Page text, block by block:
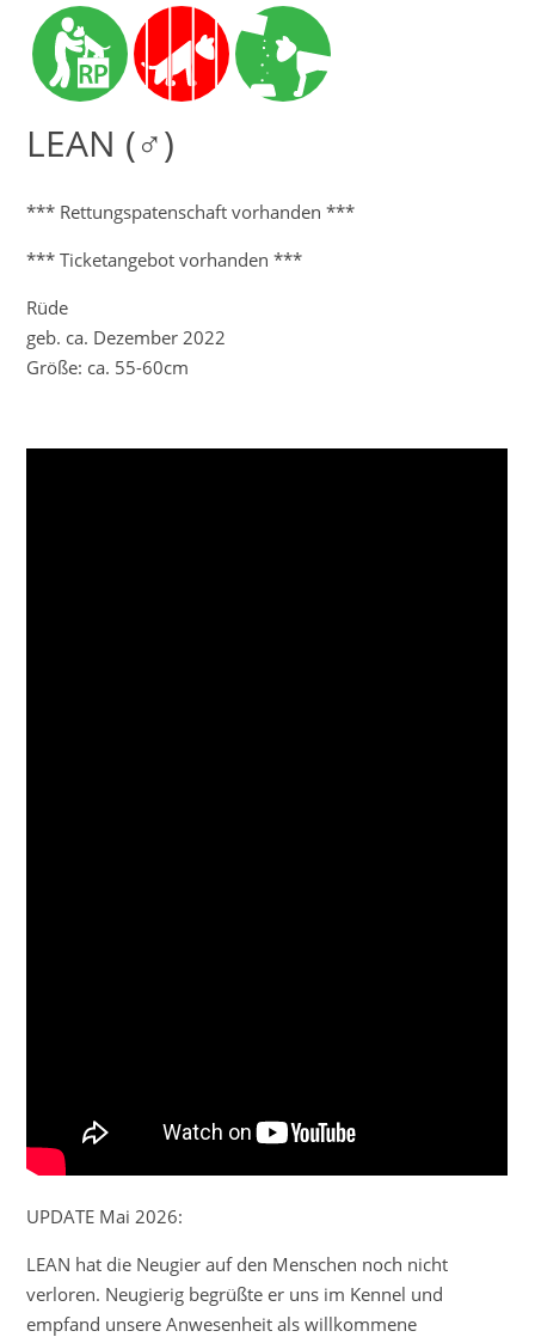
LEAN (♂)
*** Rettungspatenschaft vorhanden ***
*** Ticketangebot vorhanden ***
Rüde
geb. ca. Dezember 2022
Größe: ca. 55-60cm
UPDATE Mai 2026:
LEAN hat die Neugier auf den Menschen noch nicht
verloren. Neugierig begrüßte er uns im Kennel und
empfand unsere Anwesenheit als willkommene